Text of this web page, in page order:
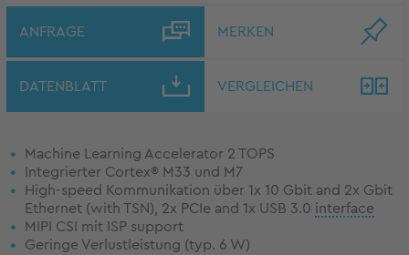
ANFRAGE MERKEN
DATENBLATT VERGLEICHEN
Machine Learning Accelerator 2 TOPS
Integrierter Cortex® M33 und M7
High-speed Kommunikation über 1x 10 Gbit and 2x Gbit
Ethernet (with TSN), 2x PCIe and 1x USB 3.0 interface
MIPI CSI mit ISP support
Geringe Verlustleistung (typ. 6 W)